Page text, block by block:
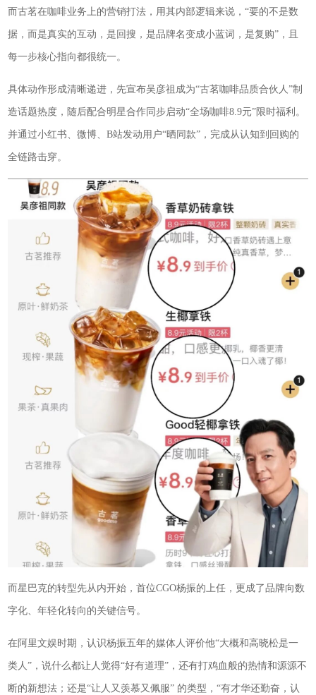
而古茗在咖啡业务上的营销打法，用其内部逻辑来说，“要的不是数
据，而是真实的互动，是回搜，是品牌名变成小蓝词，是复购”，且
每一步核心指向都很统一。
具体动作形成清晰递进，先宣布吴彦祖成为“古茗咖啡品质合伙人”制
造话题热度，随后配合明星合作同步启动“全场咖啡8.9元”限时福利。
并通过小红书、微博、B站发动用户“晒同款”，完成从认知到回购的
全链路击穿。
而星巴克的转型先从内开始，首位CGO杨振的上任，更成了品牌向数
字化、年轻化转向的关键信号。
在阿里文娱时期，认识杨振五年的媒体人评价他“大概和高晓松是一
类人”，说什么都让人觉得“好有道理”，还有打鸡血般的热情和源源不
断的新想法；还是“让人又羡慕又佩服” 的类型，“有才华还勤奋，认